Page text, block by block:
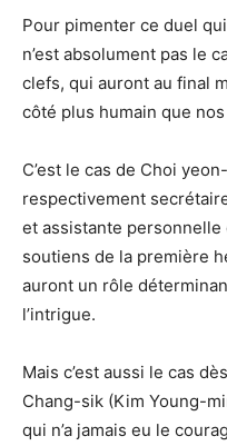
Pour pimenter ce duel
n’est absolument pas le
clefs, qui auront au final
côté plus humain que
C’est le cas de Choi
respectivement
et assistante
soutiens de la première
auront un rôle
l’intrigue.
Mais c’est aussi le cas
Chang-sik (Kim Young-
qui n’a jamais eu le